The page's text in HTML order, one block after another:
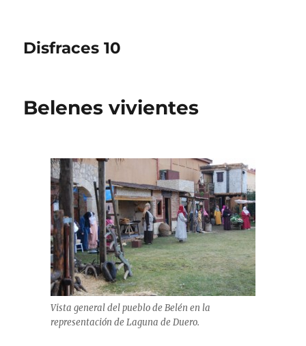
Disfraces 10
Belenes vivientes
Vista general del pueblo de Belén en la
representación de Laguna de Duero.